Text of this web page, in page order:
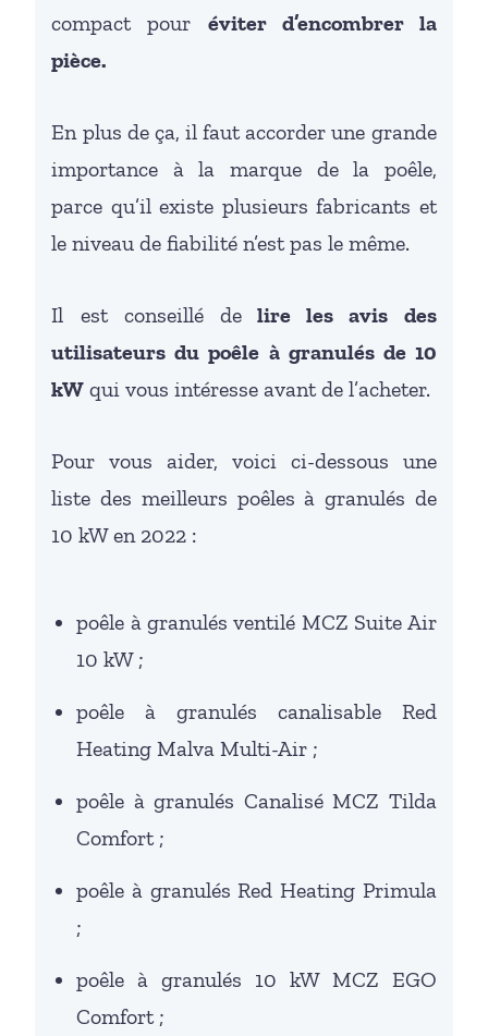
compact pour éviter d’encombrer la
pièce.
En plus de ça, il faut accorder une grande
importance à la marque de la poêle,
parce qu’il existe plusieurs fabricants et
le niveau de fiabilité n’est pas le même.
Il est conseillé delire les avis des
utilisateurs du poêle à granulés de 10
kW qui vous intéresse avant de l’acheter.
Pour vous aider, voici ci-dessous une
liste des meilleurs poêles à granulés de
10 kW en 2022 :
poêle à granulés ventilé MCZ Suite Air
10 kW ;
poêle à granulés canalisable Red
Heating Malva Multi-Air ;
poêle à granulés Canalisé MCZ Tilda
Comfort ;
poêle à granulés Red Heating Primula
;
poêle à granulés 10 kW MCZ EGO
Comfort ;